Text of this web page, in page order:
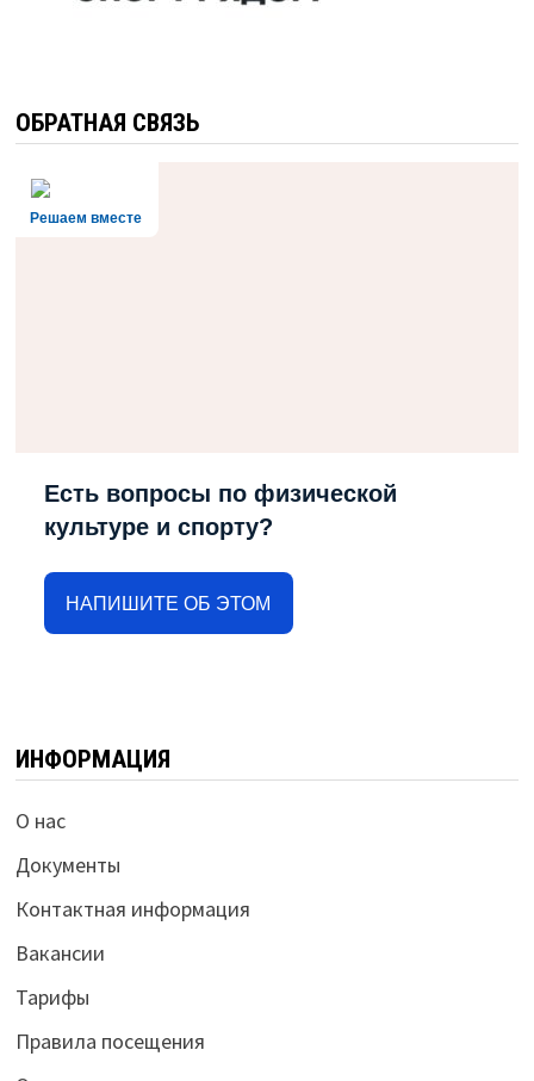
ОБРАТНАЯ СВЯЗЬ
Решаем вместе
Есть вопросы по физической
культуре и спорту?
НАПИШИТЕ ОБ ЭТОМ
ИНФОРМАЦИЯ
О нас
Документы
Контактная информация
Вакансии
Тарифы
Правила посещения